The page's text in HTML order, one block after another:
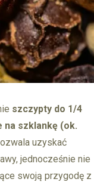
szczypty do 1/4
na szklankę (ok.
uzyskać
jednocześnie nie
swoją przygodę z